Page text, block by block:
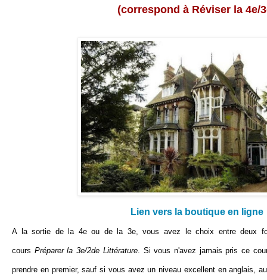
(correspond à Réviser la 4e/
Lien vers la boutique en ligne
A la sortie de la 4e ou de la 3e, vous avez le choix entre deux
cours Préparer la 3e/2de Littérature. Si vous n'avez jamais pris ce
prendre en premier, sauf si vous avez un niveau excellent en anglais,